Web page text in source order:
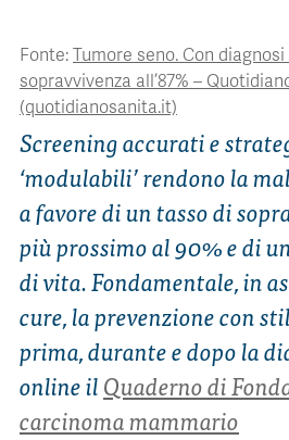
Fonte: Tumore seno. Con
sopravvivenza all’87% –
(quotidianosanita.it)
Screening accurati e
‘modulabili’ rendono la
a favore di un tasso di
più prossimo al 90% e di
di vita. Fondamentale, in
cure, la prevenzione con
prima, durante e dopo la
online ilQuaderno di
carcinoma mammario